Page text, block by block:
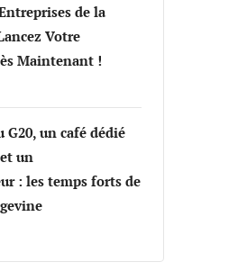
de la
Votre
Maintenant !
G20, un café dédié
un
: les temps forts de